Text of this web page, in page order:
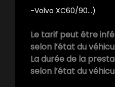
-Volvo XC60/90…)
Le tarif peut être
selon l’état du
La durée de la
selon l’état du